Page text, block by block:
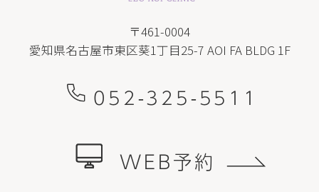
〒461-0004
愛知県名古屋市東区葵1丁目25-7 AOI FA BLDG 1F
052-325-5511
WEB予約